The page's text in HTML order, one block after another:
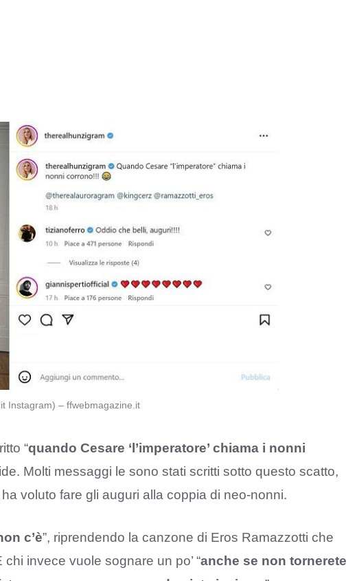
Instagram) – ffwebmagazine.it
“quando Cesare ‘l’imperatore’ chiama i nonni
Molti messaggi le sono stati scritti sotto questo scatto,
voluto fare gli auguri alla coppia di neo-nonni.
c’è”, riprendendo la canzone di Eros Ramazzotti che
invece vuole sognare un po’ “anche se non tornerete